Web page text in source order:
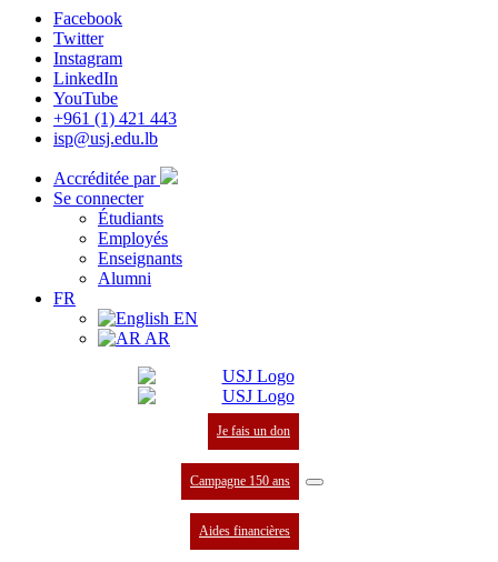
Facebook
Twitter
Instagram
LinkedIn
YouTube
+961 (1) 421 443
isp@usj.edu.lb
Accréditée par
Se connecter
Étudiants
Employés
Enseignants
Alumni
FR
EN
AR
Je fais un don
Campagne 150 ans
Aides financières